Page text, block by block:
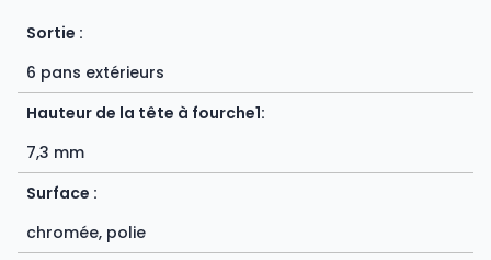
Sortie :
6 pans extérieurs
Hauteur de la tête à fourche1:
7,3 mm
Surface :
chromée, polie